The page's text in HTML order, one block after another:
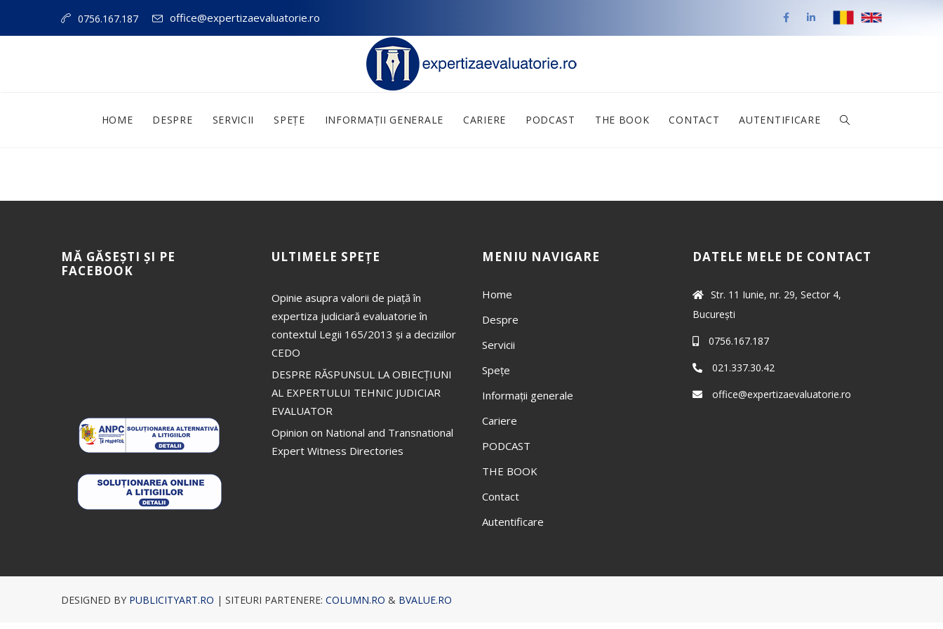
0756.167.187 office@expertizaevaluatorie.ro
HOME DESPRE SERVICII SPEȚE INFORMAȚII GENERALE CARIERE PODCAST THE BOOK CONTACT AUTENTIFICARE
MĂ GĂSEȘTI ȘI PE
FACEBOOK
ULTIMELE SPEȚE
Opinie asupra valorii de piață în
expertiza judiciară evaluatorie în
contextul Legii 165/2013 și a deciziilor
CEDO
DESPRE RĂSPUNSUL LA OBIECȚIUNI
AL EXPERTULUI TEHNIC JUDICIAR
EVALUATOR
Opinion on National and Transnational
Expert Witness Directories
MENIU NAVIGARE
Home
Despre
Servicii
Spețe
Informații generale
Cariere
PODCAST
THE BOOK
Contact
Autentificare
DATELE MELE DE CONTACT
Str. 11 Iunie, nr. 29, Sector 4,
București
0756.167.187
021.337.30.42
office@expertizaevaluatorie.ro
DESIGNED BY PUBLICITYART.RO | SITEURI PARTENERE: COLUMN.RO & BVALUE.RO